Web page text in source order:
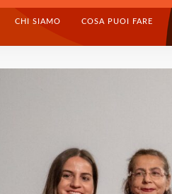
CHI SIAMO COSA PUOI FARE